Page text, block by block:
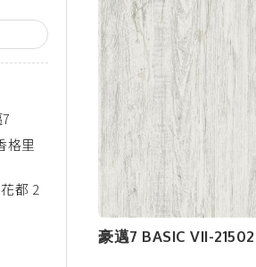
格里
都 2
豪邁7 BASIC VII-21502